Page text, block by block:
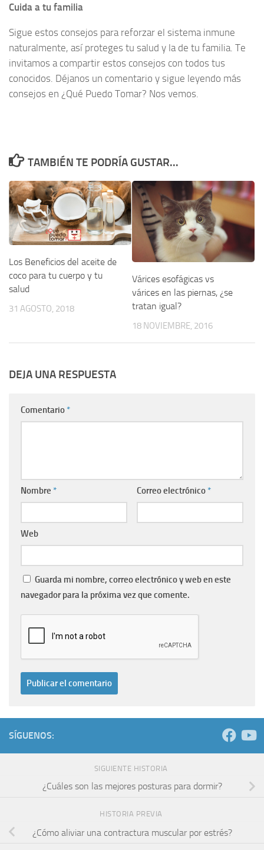
Cuida a tu familia
Sigue estos consejos para reforzar el sistema inmune
naturalmente, así proteges tu salud y la de tu familia. Te
invitamos a compartir estos consejos con todos tus
conocidos. Déjanos un comentario y sigue leyendo más
consejos en ¿Qué Puedo Tomar? Nos vemos.
TAMBIÉN TE PODRÍA GUSTAR...
Los Beneficios del aceite de
coco para tu cuerpo y tu
salud
31 AGOSTO, 2018
Várices esofágicas vs
várices en las piernas, ¿se
tratan igual?
18 NOVIEMBRE, 2016
DEJA UNA RESPUESTA
Comentario *
Nombre * Correo electrónico *
Web
Guarda mi nombre, correo electrónico y web en este
navegador para la próxima vez que comente.
SÍGUENOS:
SIGUIENTE HISTORIA
¿Cuáles son las mejores posturas para dormir?
HISTORIA PREVIA
¿Cómo aliviar una contractura muscular por estrés?